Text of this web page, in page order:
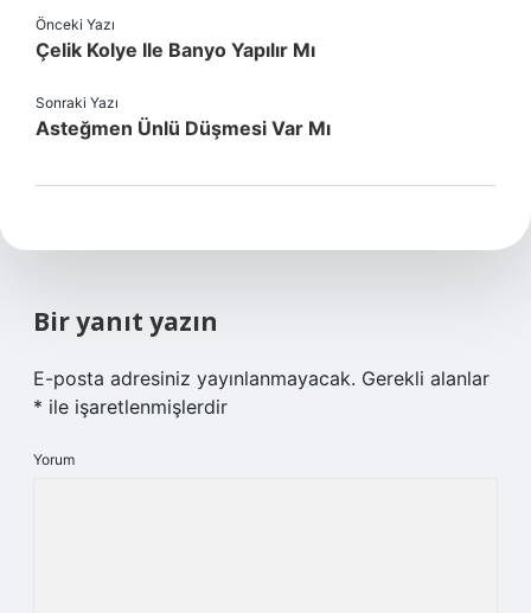
Önceki Yazı
Çelik Kolye Ile Banyo Yapılır Mı
Sonraki Yazı
Asteğmen Ünlü Düşmesi Var Mı
Bir yanıt yazın
E-posta adresiniz yayınlanmayacak. Gerekli alanlar
* ile işaretlenmişlerdir
Yorum